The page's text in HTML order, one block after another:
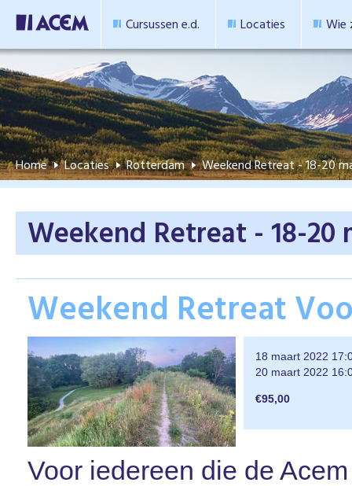
Cursussen e.d. Locaties Wie
Home Locaties Rotterdam Weekend Retreat - 18-20
Weekend Retreat - 18-20
Weekend Retreat
18 maart 2022
20 maart 2022
€95,00
Voor iedereen die de